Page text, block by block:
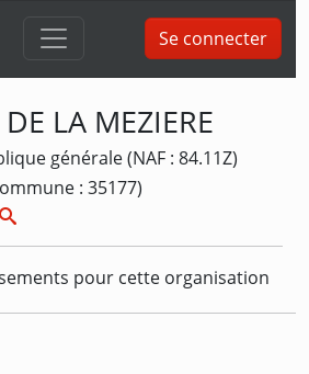
Se connecter
LA MEZIERE
générale (NAF : 84.11Z)
: 35177)
pour cette organisation